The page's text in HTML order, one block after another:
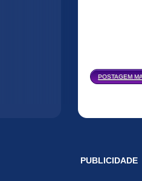
POSTAGEM
PUBLICIDADE